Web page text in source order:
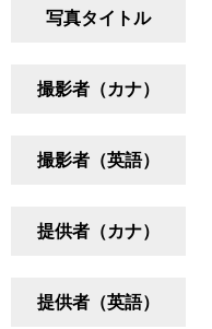
写真タイトル
撮影者（カナ）
撮影者（英語）
提供者（カナ）
提供者（英語）